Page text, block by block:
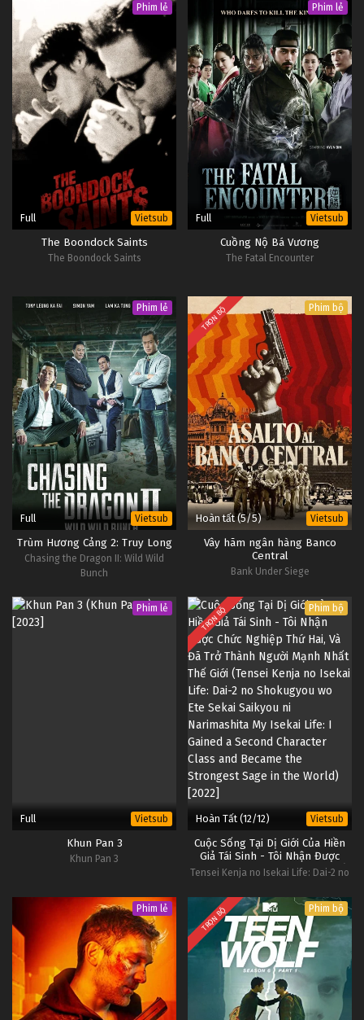
Phim lẻ
Full Vietsub
The Boondock Saints
The Boondock Saints
Phim lẻ
Full Vietsub
Cuồng Nộ Bá Vương
The Fatal Encounter
Phim lẻ
Full Vietsub
Trùm Hương Cảng 2: Truy Long
Chasing the Dragon II: Wild Wild
Bunch
TRỌN BỘ Phim bộ
Hoàn tất (5/5) Vietsub
Vây hãm ngân hàng Banco
Central
Bank Under Siege
Phim lẻ
Full Vietsub
Khun Pan 3
Khun Pan 3
TRỌN BỘ Phim bộ
Hoàn Tất (12/12) Vietsub
Cuộc Sống Tại Dị Giới Của Hiền
Giả Tái Sinh - Tôi Nhận Được
Chức Nghiệp Thứ Hai, Và Đã Trở
Tensei Kenja no Isekai Life: Dai-2 no
Narimashita My Isekai Life: I Gained a
Second Character Class and Became
the Strongest Sage in the World
Phim lẻ TRỌN BỘ Phim bộ